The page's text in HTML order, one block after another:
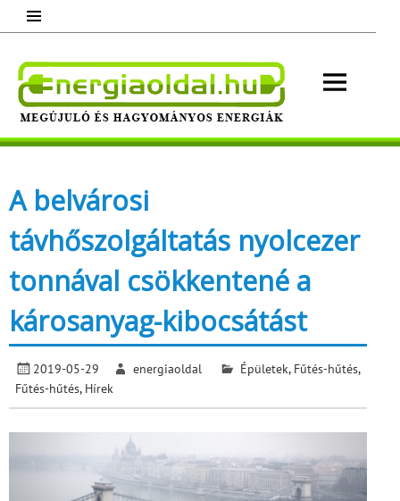
content
Megújuló és hagyományos energiák.
A belvárosi
távhőszolgáltatás nyolcezer
tonnával csökkentené a
károsanyag-kibocsátást
2019-05-29 energiaoldal Épületek, Fűtés-hűtés,
Fűtés-hűtés, Hírek